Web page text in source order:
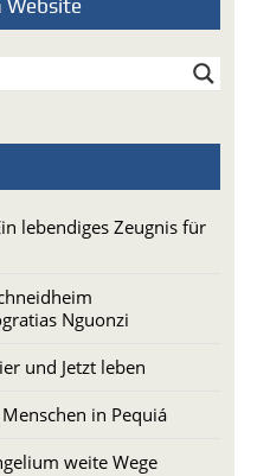
Website
lebendiges Zeugnis für
Nguonzi
und Jetzt leben
in Pequiá
weite Wege